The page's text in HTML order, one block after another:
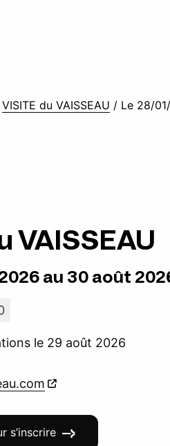
VISITE du VAISSEAU / Le 28/
VAISSEAU
au 30 août
le 29 août 2026
s’inscrire